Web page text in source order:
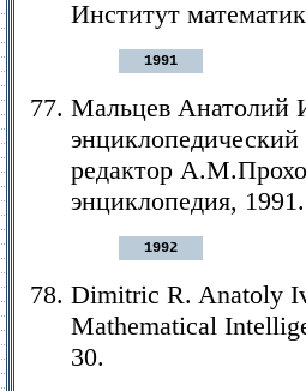
Институт
1991
Мальцев Анатолий
редактор
энциклопедия,
1992
Dimitric R. Anatoly
Mathematical
30.